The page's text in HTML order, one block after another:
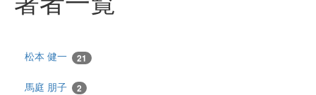
松本 健一 21
馬庭 朋子 2